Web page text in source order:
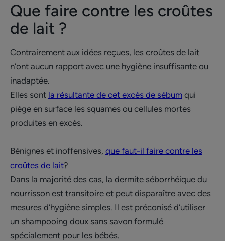
Que faire contre les croûtes
de lait ?
Contrairement aux idées reçues, les croûtes de lait
n’ont aucun rapport avec une hygiène insuffisante ou
inadaptée.
Elles sont la résultante de cet excès de sébum qui
piège en surface les squames ou cellules mortes
produites en excès.
Bénignes et inoffensives, que faut-il faire contre les
croûtes de lait?
Dans la majorité des cas, la dermite séborrhéique du
nourrisson est transitoire et peut disparaître avec des
mesures d’hygiène simples. Il est préconisé d’utiliser
un shampooing doux sans savon formulé
spécialement pour les bébés.